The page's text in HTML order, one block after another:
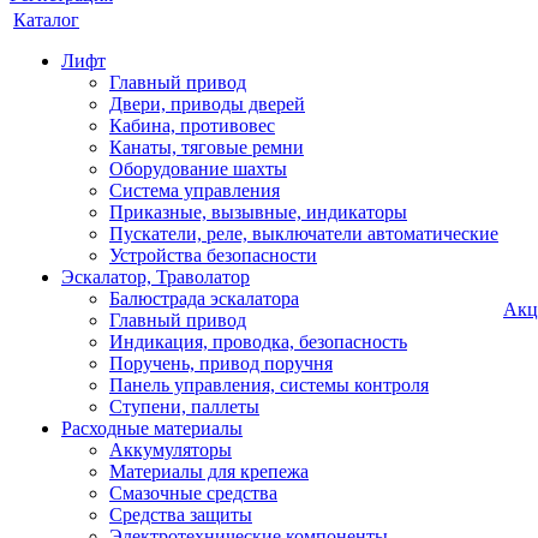
Каталог
Лифт
Главный привод
Двери, приводы дверей
Кабина, противовес
Канаты, тяговые ремни
Оборудование шахты
Система управления
Приказные, вызывные, индикаторы
Пускатели, реле, выключатели автоматические
Устройства безопасности
Эскалатор, Траволатор
Балюстрада эскалатора
Главный привод
Индикация, проводка, безопасность
Поручень, привод поручня
Панель управления, системы контроля
Ступени, паллеты
Расходные материалы
Аккумуляторы
Материалы для крепежа
Смазочные средства
Средства защиты